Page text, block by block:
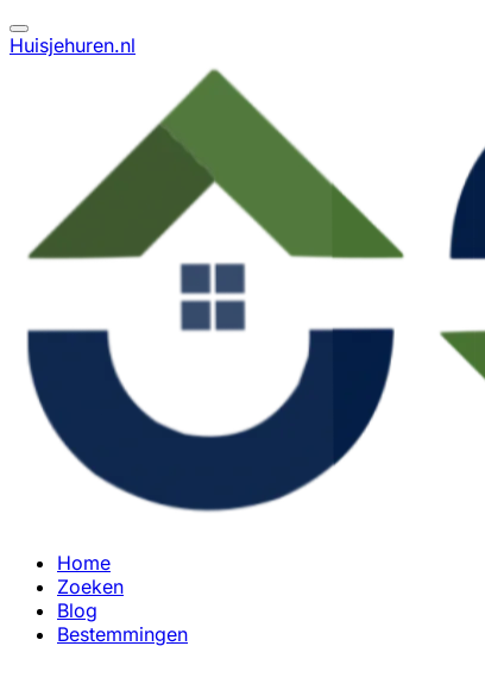
Huisjehuren.nl
Home
Zoeken
Blog
Bestemmingen